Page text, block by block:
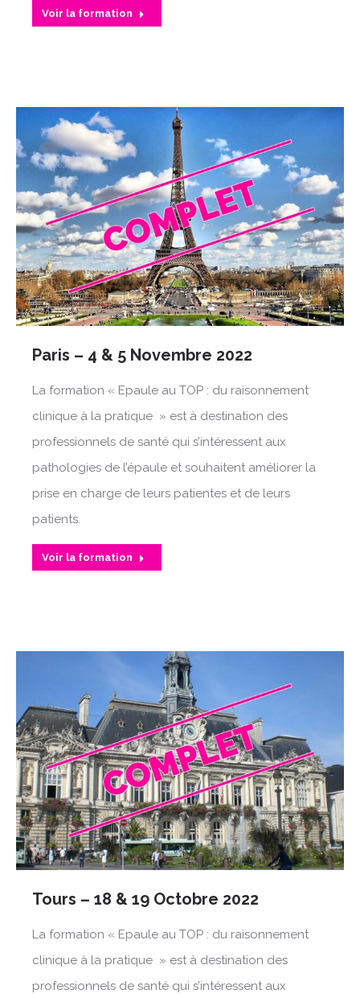
Voir la formation
Paris – 4 & 5 Novembre 2022
La formation « Epaule au TOP : du raisonnement
clinique à la pratique » est à destination des
professionnels de santé qui s’intéressent aux
pathologies de l’épaule et souhaitent améliorer la
prise en charge de leurs patientes et de leurs
patients.
Voir la formation
Tours – 18 & 19 Octobre 2022
La formation « Epaule au TOP : du raisonnement
clinique à la pratique » est à destination des
professionnels de santé qui s’intéressent aux